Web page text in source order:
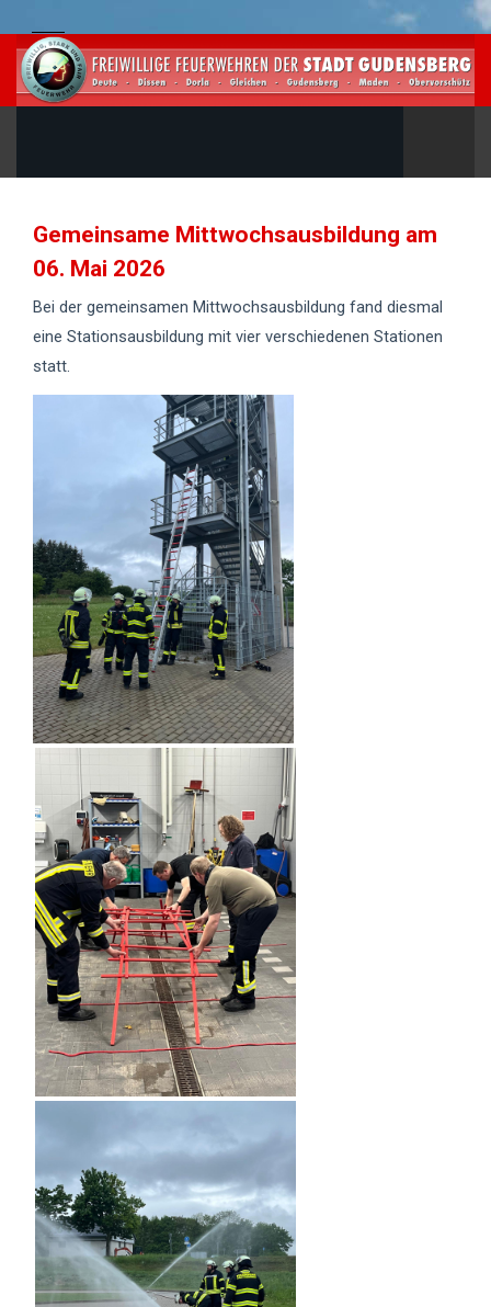
Gemeinsame Mittwochsausbildung am
06. Mai 2026
Bei der gemeinsamen Mittwochsausbildung fand diesmal
eine Stationsausbildung mit vier verschiedenen Stationen
statt.